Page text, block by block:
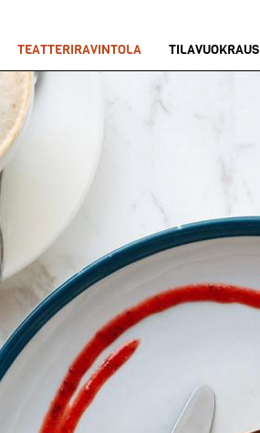
TEATTERIRAVINTOLA TILAVUOKRAUS